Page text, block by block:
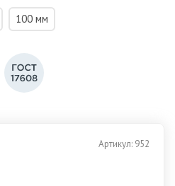
100 мм
Артикул: 952